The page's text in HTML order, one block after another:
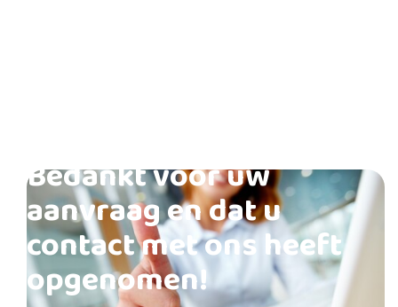
Bedankt voor uw
aanvraag en dat u
contact met ons heeft
opgenomen!